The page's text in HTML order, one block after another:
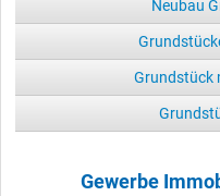
Neubau
Grundstück
Gewerbe